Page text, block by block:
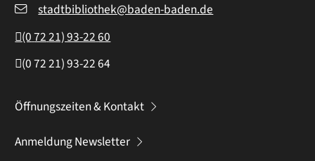
stadtbibliothek@baden-baden.de
(07221) 93-2260
(07221) 93-2264
Öffnungszeiten & Kontakt
Anmeldung Newsletter